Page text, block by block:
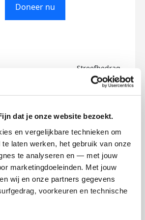
dat je onze website bezoekt.
en vergelijkbare technieken om
laten werken, het gebruik van onze
te analyseren en — met jouw
marketingdoeleinden. Met jouw
wij en onze partners gegevens
voorkeuren en technische
Doneer nu
Streefbedrag
€750
badges